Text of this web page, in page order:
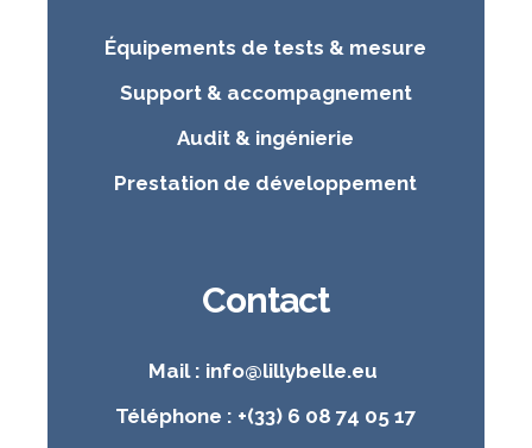
Équipements de tests & mesure
Support & accompagnement
Audit & ingénierie
Prestation de développement
Contact
Mail : info@lillybelle.eu
Téléphone : +(33) 6 08 74 05 17